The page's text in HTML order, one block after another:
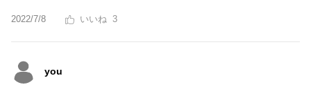
2022/7/8 3
you